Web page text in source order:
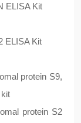
ELISA Kit
ELISA Kit
protein S9,
protein S2